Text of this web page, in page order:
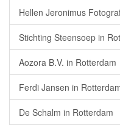
Hellen Jeronimus
Stichting Steensoep in
Aozora B.V. in Rotterdam
Ferdi Jansen in
De Schalm in Rotterdam